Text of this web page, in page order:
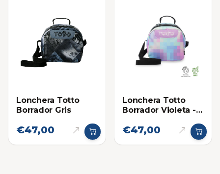
Lonchera Totto
Borrador Gris
€47,00
Lonchera Totto
Borrador Violeta -
€47,00